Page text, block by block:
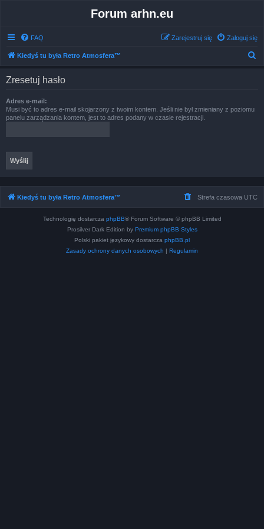
Forum arhn.eu
FAQ Zaloguj się
Zarejestruj się
Kiedyś tu była Retro Atmosfera™
Zresetuj hasło
Adres e-mail:
Musi być to adres e-mail skojarzony z twoim kontem. Jeśli nie był zmieniany z poziomu
panelu zarządzania kontem, jest to adres podany w czasie rejestracji.
Kiedyś tu była Retro Atmosfera™ Strefa czasowa UTC
Technologię dostarcza phpBB® Forum Software © phpBB Limited
Prosilver Dark Edition by Premium phpBB Styles
Polski pakiet językowy dostarcza phpBB.pl
Zasady ochrony danych osobowych | Regulamin